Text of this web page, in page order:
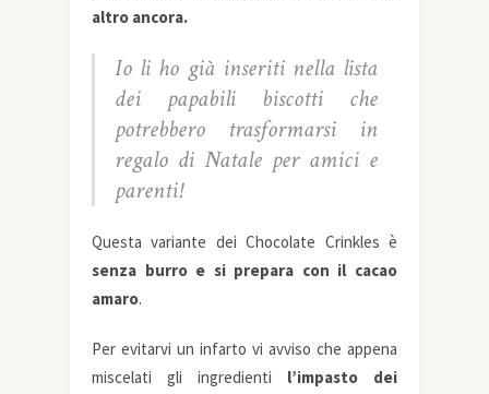
altro ancora.
Io li ho già inseriti nella lista
dei papabili biscotti che
potrebbero trasformarsi in
regalo di Natale per amici e
parenti!
Questa variante dei Chocolate Crinkles è
senza burro e si prepara con il cacao
amaro.
Per evitarvi un infarto vi avviso che appena
miscelati gli ingredienti l’impasto dei